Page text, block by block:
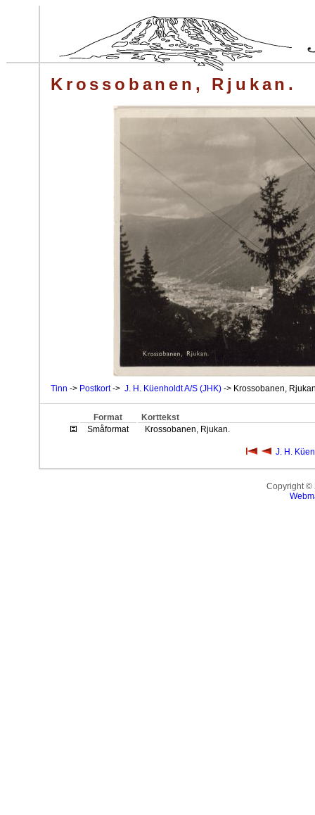
Krossobanen, Rjukan.
Tinn -> Postkort-> J. H. Küenholdt A/S (JHK) -> Krossobanen,
Format
Korttekst
Småformat
Krossobanen, Rjukan.
J. H.
Copyright ©